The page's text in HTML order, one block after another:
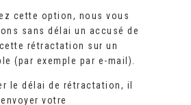
cette option, nous vous
sans délai un accusé de
rétractation sur un
(par exemple par e-mail).
le délai de rétractation, il
votre